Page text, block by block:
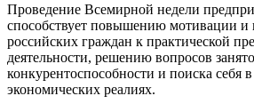
Проведение Всемирной недели
способствует повышению мотивации и
российских граждан к практической
деятельности, решению вопросов
конкурентоспособности и поиска себя
экономических реалиях.